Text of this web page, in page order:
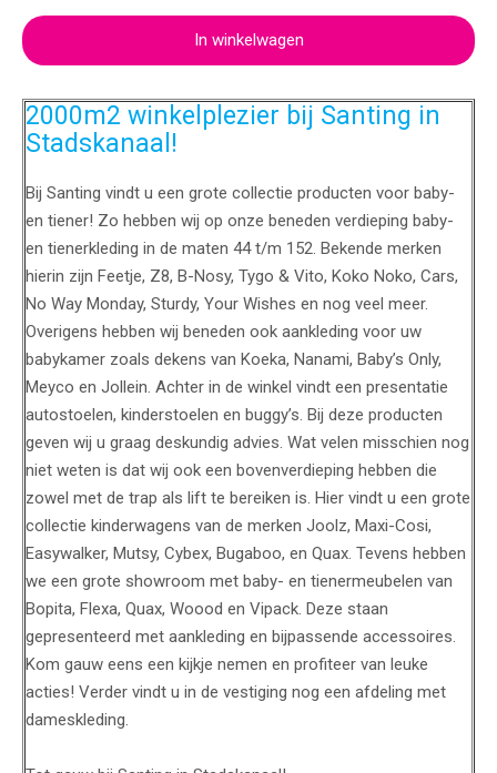
In winkelwagen
2000m2 winkelplezier bij Santing in
Stadskanaal!
Bij Santing vindt u een grote collectie producten voor baby-
en tiener! Zo hebben wij op onze beneden verdieping baby-
en tienerkleding in de maten 44 t/m 152. Bekende merken
hierin zijn Feetje, Z8, B-Nosy, Tygo & Vito, Koko Noko, Cars,
No Way Monday, Sturdy, Your Wishes en nog veel meer.
Overigens hebben wij beneden ook aankleding voor uw
babykamer zoals dekens van Koeka, Nanami, Baby’s Only,
Meyco en Jollein. Achter in de winkel vindt een presentatie
autostoelen, kinderstoelen en buggy’s. Bij deze producten
geven wij u graag deskundig advies. Wat velen misschien nog
niet weten is dat wij ook een bovenverdieping hebben die
zowel met de trap als lift te bereiken is. Hier vindt u een grote
collectie kinderwagens van de merken Joolz, Maxi-Cosi,
Easywalker, Mutsy, Cybex, Bugaboo, en Quax. Tevens hebben
we een grote showroom met baby- en tienermeubelen van
Bopita, Flexa, Quax, Woood en Vipack. Deze staan
gepresenteerd met aankleding en bijpassende accessoires.
Kom gauw eens een kijkje nemen en profiteer van leuke
acties! Verder vindt u in de vestiging nog een afdeling met
dameskleding.